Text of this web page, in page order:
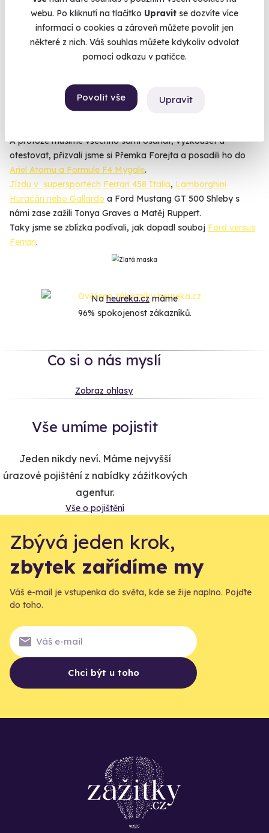
webu. Po kliknutí na tlačítko Upravit se dozvíte více
informací o cookies a zároveň můžete povolit jen
některé z nich. Váš souhlas můžete kdykoliv odvolat
pomocí odkazu v patičce.
Povolit vše Upravit
sporťáku. Pokud patříte mezi milovníky rychlých vozů (a
krásných žen), jste na tom správném místě. Legendární
Lamborghini Huracán nebo Gallardo , červené ikonické
Ferrari, prožeňte na okruhu klasicky kapkovitéPorsche 911
nebo třeba neskutečnýAriel Atom stojí v garáži a čekají jen
Vyzkoušet si můžete i unikátní jízdu v některém ze sportovních
A protože musíme všechno sami osahat, vyzkoušet a
otestovat, přizvali jsme si Přemka Forejta a posadili ho do
Ariel Atomu a Formule F4 Mygale.
Jízdu v supersportech Ferrari 458 Italia, Lamborghini
Huracán nebo Gallardo a Ford Mustang GT 500 Shleby s
námi zase zažili Tonya Graves a Matěj Ruppert.
Taky jsme se zblízka podívali, jak dopadl souboj Ford versus
Ferrari.
Naheureka.czmáme
96% spokojenost zákazníků.
Co si o nás myslí
Zobraz ohlasy
Vše umíme pojistit
Jeden nikdy neví. Máme nejvyšší
úrazové pojištění z nabídky zážitkových
agentur.
Vše o pojištění
Zbývá jeden krok,
zbytek zařídíme my
Váš e-mail je vstupenka do světa, kde se žije naplno. Pojďte
do toho.
Chci být u toho